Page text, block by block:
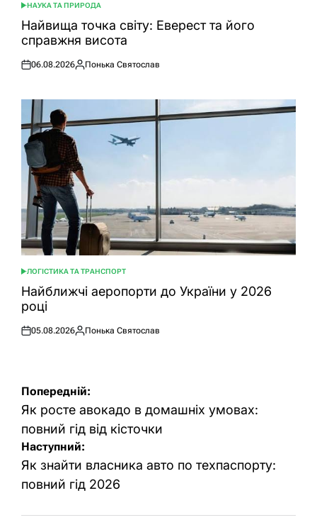
ОПУБЛІКУВАТИ
У
НАУКА ТА ПРИРОДА
Найвища точка світу: Еверест та його
справжня висота
Оприлюднено
06.08.2026
Опубліковано
Понька Святослав
ОПУБЛІКУВАТИ
У
ЛОГІСТИКА ТА ТРАНСПОРТ
Найближчі аеропорти до України у 2026
році
Оприлюднено
05.08.2026
Опубліковано
Понька Святослав
Навігація
записів
Попередній:
Як росте авокадо в домашніх умовах:
повний гід від кісточки
Наступний:
Як знайти власника авто по техпаспорту:
повний гід 2026